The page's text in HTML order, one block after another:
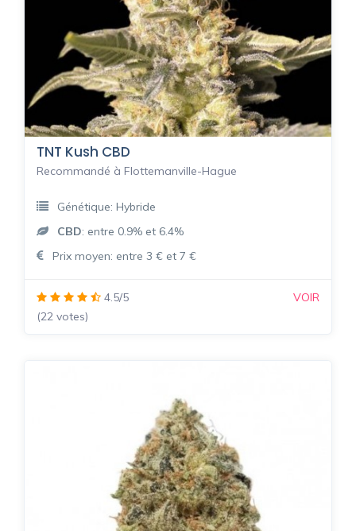
TNT Kush CBD
Recommandé à Flottemanville-Hague
Génétique: Hybride
CBD: entre 0.9% et 6.4%
Prix moyen: entre 3 € et 7 €
4.5/5
(22 votes)
VOIR